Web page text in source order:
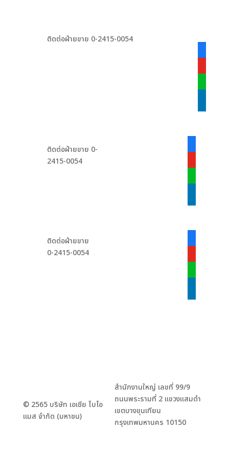
ติดต่อฝ่ายขาย 0-2415-0054
ติดต่อฝ่ายขาย 0-
2415-0054
ติดต่อฝ่ายขาย
0-2415-0054
© 2565 บริษัท เอเชีย ไบโอ
แมส จำกัด (มหาชน)
สำนักงานใหญ่ เลขที่ 99/9
ถนนพระรามที่ 2 แขวงแสมดำ
เขตบางขุนเทียน
กรุงเทพมหานคร 10150